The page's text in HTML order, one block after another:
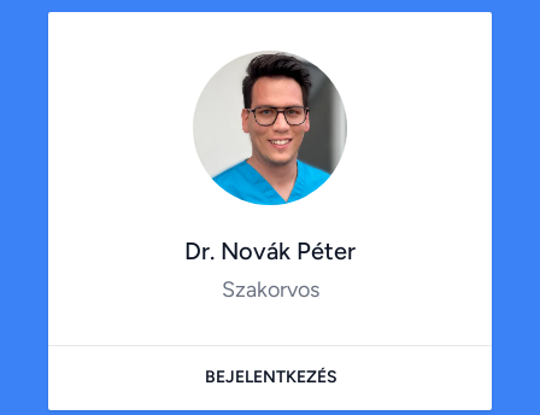
Dr. Novák Péter
Szakorvos
BEJELENTKEZÉS